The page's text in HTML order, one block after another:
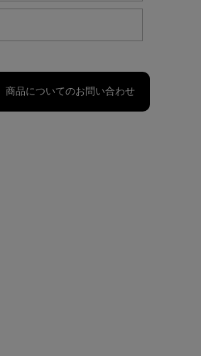
商品についてのお問い合わせ